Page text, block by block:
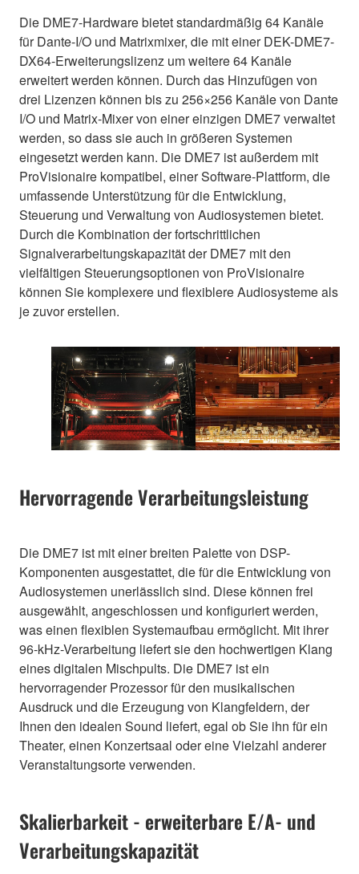
Die DME7-Hardware bietet standardmäßig 64 Kanäle
für Dante-I/O und Matrixmixer, die mit einer DEK-DME7-
DX64-Erweiterungslizenz um weitere 64 Kanäle
erweitert werden können. Durch das Hinzufügen von
drei Lizenzen können bis zu 256×256 Kanäle von Dante
I/O und Matrix-Mixer von einer einzigen DME7 verwaltet
werden, so dass sie auch in größeren Systemen
eingesetzt werden kann. Die DME7 ist außerdem mit
ProVisionaire kompatibel, einer Software-Plattform, die
umfassende Unterstützung für die Entwicklung,
Steuerung und Verwaltung von Audiosystemen bietet.
Durch die Kombination der fortschrittlichen
Signalverarbeitungskapazität der DME7 mit den
vielfältigen Steuerungsoptionen von ProVisionaire
können Sie komplexere und flexiblere Audiosysteme als
je zuvor erstellen.
Hervorragende Verarbeitungsleistung
Die DME7 ist mit einer breiten Palette von DSP-
Komponenten ausgestattet, die für die Entwicklung von
Audiosystemen unerlässlich sind. Diese können frei
ausgewählt, angeschlossen und konfiguriert werden,
was einen flexiblen Systemaufbau ermöglicht. Mit ihrer
96-kHz-Verarbeitung liefert sie den hochwertigen Klang
eines digitalen Mischpults. Die DME7 ist ein
hervorragender Prozessor für den musikalischen
Ausdruck und die Erzeugung von Klangfeldern, der
Ihnen den idealen Sound liefert, egal ob Sie ihn für ein
Theater, einen Konzertsaal oder eine Vielzahl anderer
Veranstaltungsorte verwenden.
Skalierbarkeit - erweiterbare E/A- und
Verarbeitungskapazität